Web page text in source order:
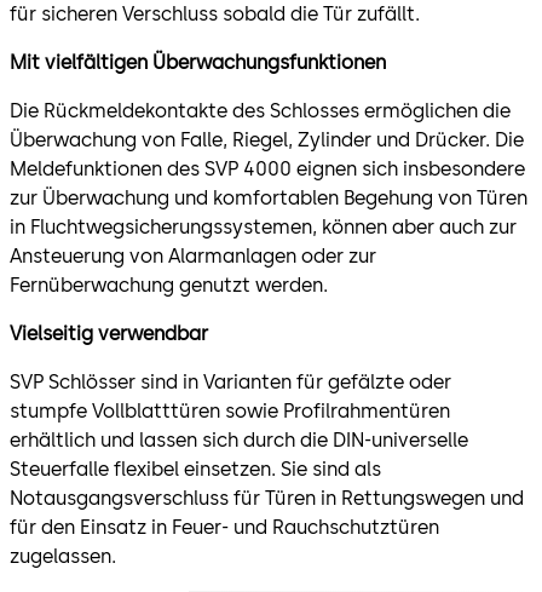
für sicheren Verschluss sobald die Tür zufällt.
Mit vielfältigen Überwachungsfunktionen
Die Rückmeldekontakte des Schlosses ermöglichen die
Überwachung von Falle, Riegel, Zylinder und Drücker. Die
Meldefunktionen des SVP 4000 eignen sich insbesondere
zur Überwachung und komfortablen Begehung von Türen
in Fluchtwegsicherungssystemen, können aber auch zur
Ansteuerung von Alarmanlagen oder zur
Fernüberwachung genutzt werden.
Vielseitig verwendbar
SVP Schlösser sind in Varianten für gefälzte oder
stumpfe Vollblatttüren sowie Profilrahmentüren
erhältlich und lassen sich durch die DIN-universelle
Steuerfalle flexibel einsetzen. Sie sind als
Notausgangsverschluss für Türen in Rettungswegen und
für den Einsatz in Feuer- und Rauchschutztüren
zugelassen.